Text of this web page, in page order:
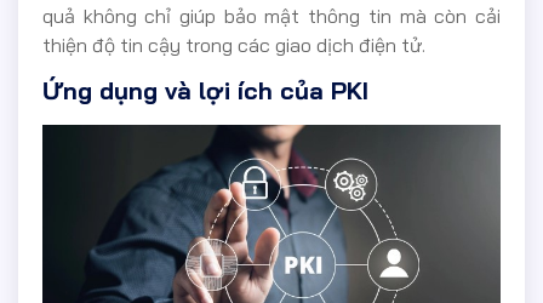
quả không chỉ giúp bảo mật thông tin mà còn cải
thiện độ tin cậy trong các giao dịch điện tử.
Ứng dụng và lợi ích của PKI